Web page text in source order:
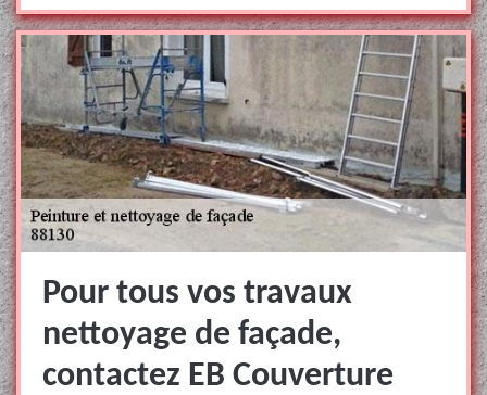
Pour tous vos travaux
nettoyage de façade,
contactez EB Couverture